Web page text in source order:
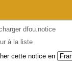
dfou.notice
à la liste
cette notice en